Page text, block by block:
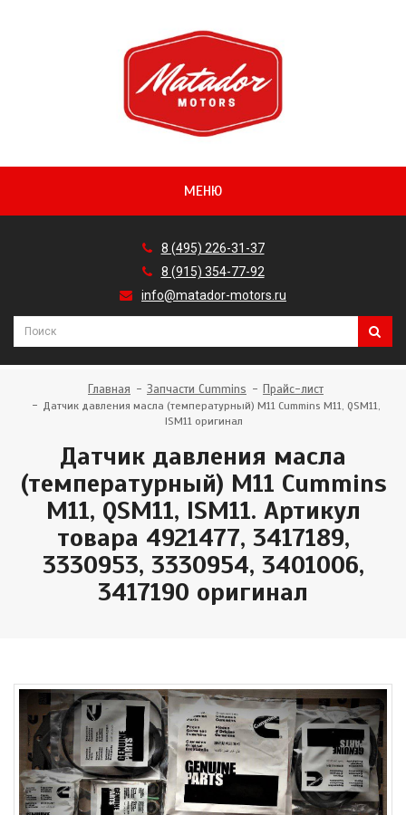
МЕНЮ
8 (495) 226-31-37
8 (915) 354-77-92
info@matador-motors.ru
Главная Запчасти Cummins Прайс-лист
Датчик давления масла (температурный) M11 Cummins M11, QSM11,
ISM11 оригинал
Датчик давления масла
(температурный) M11 Cummins
M11, QSM11, ISM11. Артикул
товара 4921477, 3417189,
3330953, 3330954, 3401006,
3417190 оригинал